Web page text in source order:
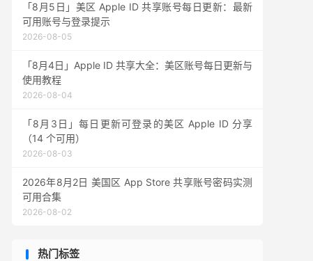
「8月5日」美区 Apple ID 共享账号每日更新：最新
可用账号与登录提示
2026-08-05
「8月4日」Apple ID 共享大全：美区账号每日更新与
使用教程
2026-08-04
「8月3日」每日更新可登录的美区 Apple ID 分享
（14 个可用）
2026-08-03
2026年8月2日 美国区 App Store 共享账号密码实测
可用合集
2026-08-02
热门标签